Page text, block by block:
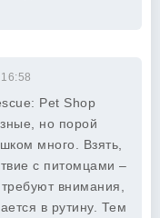
Pet Shop
но порой
много. Взять,
с питомцами –
внимания,
в рутину. Тем